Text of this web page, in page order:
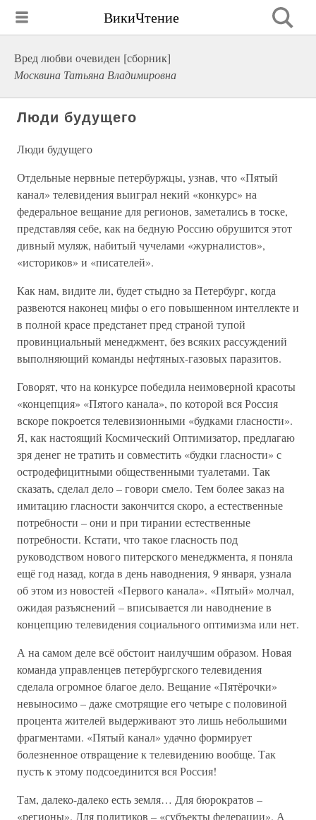
ВикиЧтение
Вред любви очевиден [сборник]
Москвина Татьяна Владимировна
Люди будущего
Люди будущего
Отдельные нервные петербуржцы, узнав, что «Пятый
канал» телевидения выиграл некий «конкурс» на
федеральное вещание для регионов, заметались в тоске,
представляя себе, как на бедную Россию обрушится этот
дивный муляж, набитый чучелами «журналистов»,
«историков» и «писателей».
Как нам, видите ли, будет стыдно за Петербург, когда
развеются наконец мифы о его повышенном интеллекте и
в полной красе предстанет пред страной тупой
провинциальный менеджмент, без всяких рассуждений
выполняющий команды нефтяных-газовых паразитов.
Говорят, что на конкурсе победила неимоверной красоты
«концепция» «Пятого канала», по которой вся Россия
вскоре покроется телевизионными «будками гласности».
Я, как настоящий Космический Оптимизатор, предлагаю
зря денег не тратить и совместить «будки гласности» с
остродефицитными общественными туалетами. Так
сказать, сделал дело – говори смело. Тем более заказ на
имитацию гласности закончится скоро, а естественные
потребности – они и при тирании естественные
потребности. Кстати, что такое гласность под
руководством нового питерского менеджмента, я поняла
ещё год назад, когда в день наводнения, 9 января, узнала
об этом из новостей «Первого канала». «Пятый» молчал,
ожидая разъяснений – вписывается ли наводнение в
концепцию телевидения социального оптимизма или нет.
А на самом деле всё обстоит наилучшим образом. Новая
команда управленцев петербургского телевидения
сделала огромное благое дело. Вещание «Пятёрочки»
невыносимо – даже смотрящие его четыре с половиной
процента жителей выдерживают это лишь небольшими
фрагментами. «Пятый канал» удачно формирует
болезненное отвращение к телевидению вообще. Так
пусть к этому подсоединится вся Россия!
Там, далеко-далеко есть земля… Для бюрократов –
«регионы». Для политиков – «субъекты федерации». А